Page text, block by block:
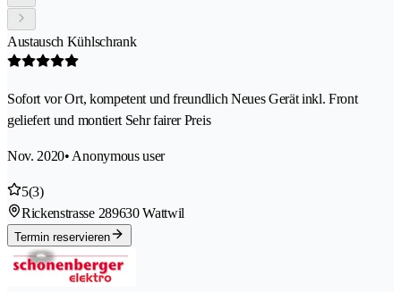
Austausch Kühlschrank
Sofort vor Ort, kompetent und freundlich Neues Gerät inkl. Front
geliefert und montiert Sehr fairer Preis
Nov. 2020• Anonymous user
5(3)
Rickenstrasse 289630 Wattwil
Termin reservieren